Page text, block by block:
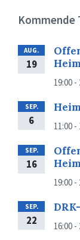
Kommende
AUG.
19
19:00 -
SEP.
6 11:00 -
SEP.
16
19:00 -
SEP.
22 16:00 -